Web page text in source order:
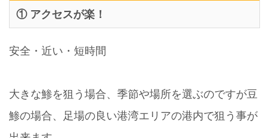
① アクセスが楽！
安全・近い・短時間
大きな鯵を狙う場合、季節や場所を選ぶのですが豆
鯵の場合、足場の良い港湾エリアの港内で狙う事が